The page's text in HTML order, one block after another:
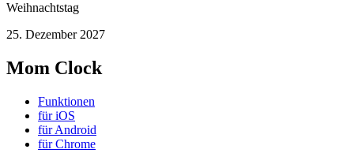
Weihnachtstag
25. Dezember 2027
Mom Clock
Funktionen
für iOS
für Android
für Chrome